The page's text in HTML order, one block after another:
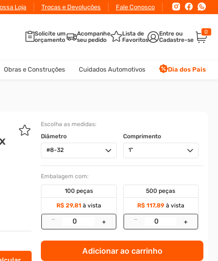
Loja Trocas e Devoluções Fale Conosco
Solicite um
orçamento
Acompanhe
seu pedido
Lista de
Favoritos
0
Obras e Construções Cuidados Automotivos Dia dos Pais
Escolha as medidas:
Diâmetro
#8-32
Comprimento
1"
Embalagem com:
100 peças
R$ 29,81 à vista
– +
500 peças
R$ 117,89 à vista
– +
Adicionar ao carrinho